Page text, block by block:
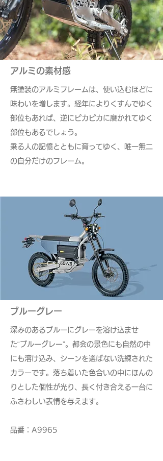
アルミの素材感
​無塗装のアルミフレームは、使い込むほどに
味わいを増します。経年によりくすんでゆく
部位もあれば、逆にピカピカに磨かれてゆく
部位もあるでしょう。
乗る人の記憶とともに育ってゆく、唯一無二
の自分だけのフレーム。​
ブルーグレー
深みのあるブルーにグレーを溶け込ませ
た“ブルーグレー”。都会の景色にも自然の中
にも溶け込み、シーンを選ばない洗練された
カラーです。落ち着いた色合いの中にほんの
りとした個性が光り、長く付き合える一台に
ふさわしい表情を与えます。
​品番：A9965